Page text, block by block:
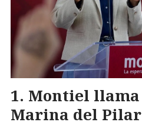
Montiel
Marina del